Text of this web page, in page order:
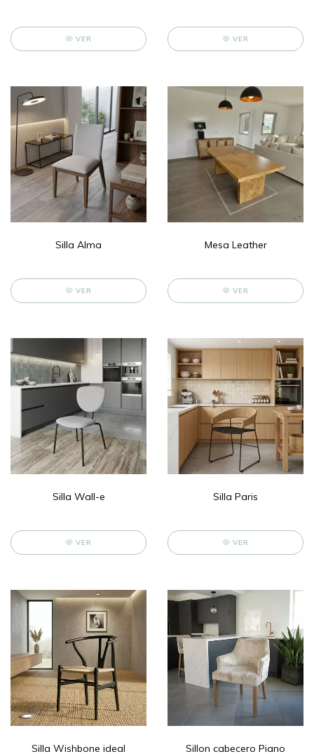
VER VER
Silla Alma
VER
Mesa Leather
VER
Silla Wall-e
VER
Silla Paris
VER
Silla Wishbone ideal
Sillon cabecero Piano